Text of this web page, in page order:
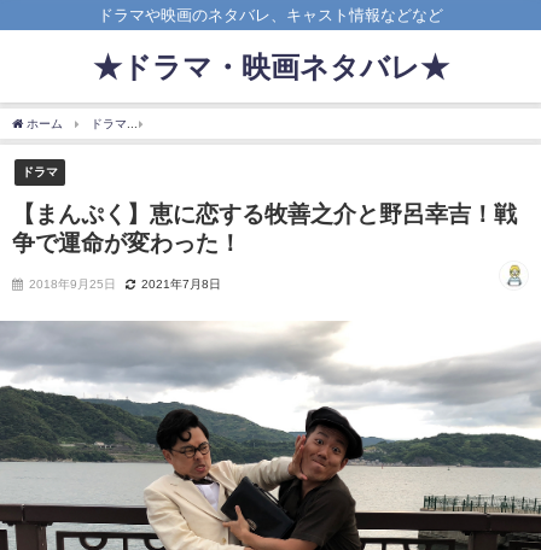
ドラマや映画のネタバレ、キャスト情報などなど
★ドラマ・映画ネタバレ★
ホーム ドラマ
ドラマ
【まんぷく】恵に恋する牧善之介と野呂幸吉！戦
争で運命が変わった！
2018年9月25日 2021年7月8日